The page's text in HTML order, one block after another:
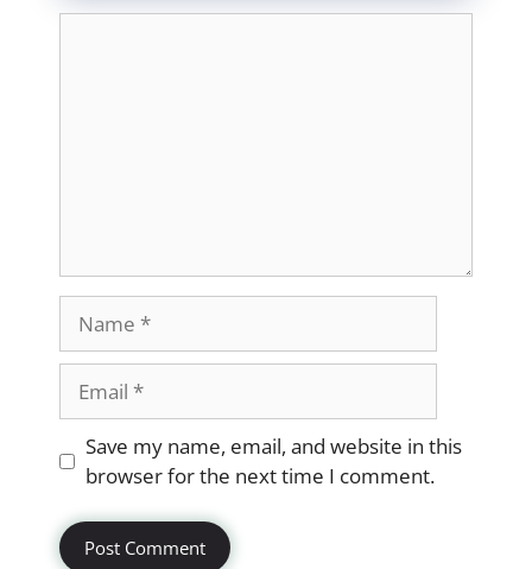
Website
Save my name, email, and website in this
browser for the next time I comment.